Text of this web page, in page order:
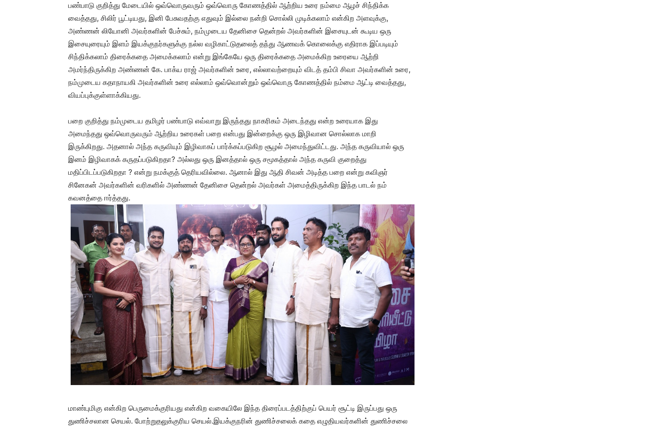
பண்பாடு குறித்து மேடையில் ஒவ்வொருவரும் ஒவ்வொரு கோணத்தில் ஆற்றிய உரை நம்மை ஆழச் சிந்திக்க
வைத்தது, சிலிர் பூட்டியது, இனி பேசுவதற்கு எதுவும் இல்லை நன்றி சொல்லி முடிக்கலாம் என்கிற அளவுக்கு,
அண்ணன் லியோனி அவர்களின் பேச்சும், நம்முடைய தேனிசை தென்றல் அவர்களின் இசையுடன் கூடிய ஒரு
இசையுரையும் இளம் இயக்குநர்களுக்கு நல்ல வழிகாட்டுதலைத் தந்து ஆணவக் கொலைக்கு எதிராக இப்படியும்
சிந்திக்கலாம் திரைக்கதை அமைக்கலாம் என்று இங்கேயே ஒரு திரைக்கதை அமைக்கிற உரையை ஆற்றி
அமர்ந்திருக்கிற அண்ணன் கே. பாக்ய ராஜ் அவர்களின் உரை, எல்லாவற்றையும் விடத் தம்பி சிவா அவர்களின் உரை,
நம்முடைய கதாநாயகி அவர்களின் உரை எல்லாம் ஒவ்வொன்றும் ஒவ்வொரு கோணத்தில் நம்மை ஆட்டி வைத்தது,
வியப்புக்குள்ளாக்கியது.
பறை குறித்து நம்முடைய தமிழர் பண்பாடு எவ்வாறு இருந்தது நாகரிகம் அடைந்தது என்ற உரையாக இது
அமைந்தது ஒவ்வொருவரும் ஆற்றிய உரைகள் பறை என்பது இன்றைக்கு ஒரு இழிவான சொல்லாக மாறி
இருக்கிறது. அதனால் அந்த கருவியும் இழிவாகப் பார்க்கப்படுகிற சூழல் அமைந்துவிட்டது. அந்த கருவியால் ஒரு
இனம் இழிவாகக் கருதப்படுகிறதா? அல்லது ஒரு இனத்தால் ஒரு சமூகத்தால் அந்த கருவி குறைத்து
மதிப்பிடப்படுகிறதா ? என்று நமக்குத் தெரியவில்லை. ஆனால் இது ஆதி சிவன் அடித்த பறை என்று கவிஞர்
சினேகன் அவர்களின் வரிகளில் அண்ணன் தேனிசை தென்றல் அவர்கள் அமைத்திருக்கிற இந்த பாடல் நம்
கவனத்தை ஈர்த்தது.
மாண்புமிகு என்கிற பெருமைக்குரியது என்கிற வகையிலே இந்த திரைப்படத்திற்குப் பெயர் சூட்டி இருப்பது ஒரு
துணிச்சலான செயல். போற்றுதலுக்குரிய செயல்.இயக்குநரின் துணிச்சலைக் கதை எழுதியவர்களின் துணிச்சலை